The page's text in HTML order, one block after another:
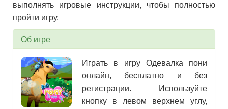
выполнять игровые инструкции, чтобы полностью
пройти игру.
Об игре
Играть в игру Одевалка пони
онлайн, бесплатно и без
регистрации. Используйте
кнопку в левом верхнем углу,